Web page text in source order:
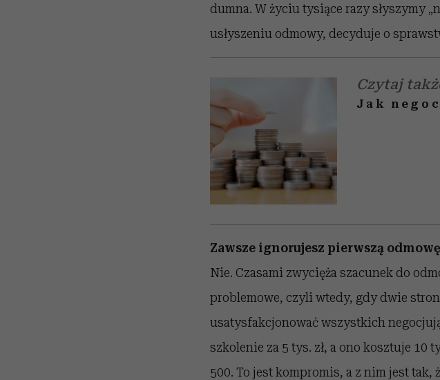
dumna. W życiu tysiące razy słyszymy
usłyszeniu odmowy, decyduje o
Czytaj
Jak
Zawsze ignorujesz pierwszą
Nie. Czasami zwycięża szacunek do
problemowe, czyli wtedy, gdy dwie
usatysfakcjonować wszystkich
szkolenie za 5 tys. zł, a ono kosztuje 10
500. To jest kompromis, a z nim jest